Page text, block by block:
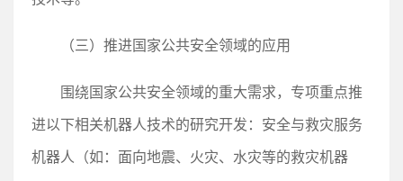
（三）推进国家公共安全领域的应用
围绕国家公共安全领域的重大需求，专项重点推
进以下相关机器人技术的研究开发：安全与救灾服务
机器人（如：面向地震、火灾、水灾等的救灾机器